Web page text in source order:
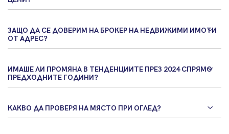
ЗАЩО ДА СЕ ДОВЕРИМ НА БРОКЕР НА НЕДВИЖИМИ ИМОТИ
ОТ АДРЕС?
ИМАШЕ ЛИ ПРОМЯНА В ТЕНДЕНЦИИТЕ ПРЕЗ 2024 СПРЯМО
ПРЕДХОДНИТЕ ГОДИНИ?
КАКВО ДА ПРОВЕРЯ НА МЯСТО ПРИ ОГЛЕД?